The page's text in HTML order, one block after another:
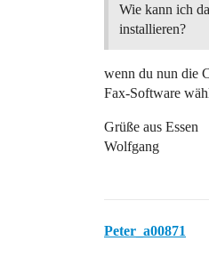
Wie kann ich
installieren?
wenn du nun die
Fax-Software
Grüße aus Essen
Wolfgang
Peter_a00871